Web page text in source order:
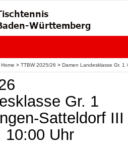
Home > TTBW 2025/26 > Damen Landesklasse Gr. 1
Gr. 1
Satteldorf
10:00 Uhr